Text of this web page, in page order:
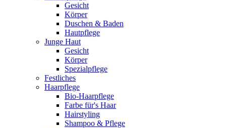
Gesicht
Körper
Duschen & Baden
Hautpflege
Junge Haut
Gesicht
Körper
Spezialpflege
Festliches
Haarpflege
Bio-Haarpflege
Farbe für's Haar
Hairstyling
Shampoo & Pflege